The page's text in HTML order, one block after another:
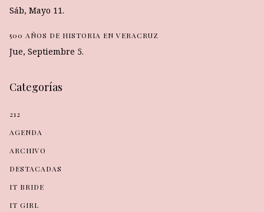
Sáb, Mayo 11.
500 AÑOS DE HISTORIA EN VERACRUZ
Jue, Septiembre 5.
Categorías
212
AGENDA
ARCHIVO
DESTACADAS
IT BRIDE
IT GIRL